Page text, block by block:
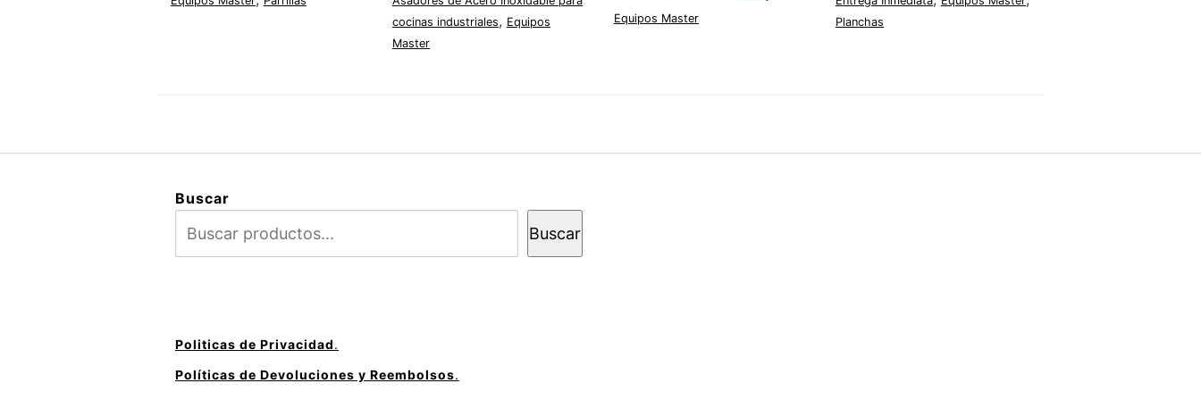
cocinas industriales, Equipos
Master
Equipos Master Planchas
Buscar
Buscar
Politicas de Privacidad.
Políticas de Devoluciones y Reembolsos.